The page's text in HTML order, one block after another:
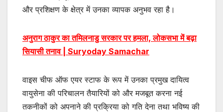
और प्रशिक्षण के क्षेत्र में उनका व्यापक अनुभव रहा है।
अनुराग ठाकुर का तमिलनाडु सरकार पर हमला, लोकसभा में बढ़ा
सियासी तनाव | Suryoday Samachar
वाइस चीफ ऑफ एयर स्टाफ के रूप में उनका प्रमुख दायित्व
वायुसेना की परिचालन तैयारियों को और मजबूत करना नई
तकनीकों को अपनाने की प्रक्रिया को गति देना तथा भविष्य की